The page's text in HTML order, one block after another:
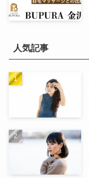
人気記事